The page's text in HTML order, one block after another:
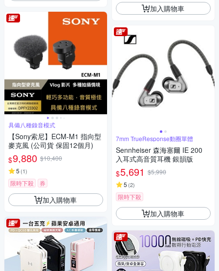
具備八種錄音模式
【Sony索尼】ECM-M1 指向型
麥克風 (公司貨 保固12個月)
$9,880 $10,400
5 (1)
限時下殺 券
加入購物車
加入購物車
7mm TrueResponse動圈單體
Sennheiser 森海塞爾 IE 200
入耳式高音質耳機 銀韻版
$5,691 $5,990
5 (2)
限時下殺
加入購物車